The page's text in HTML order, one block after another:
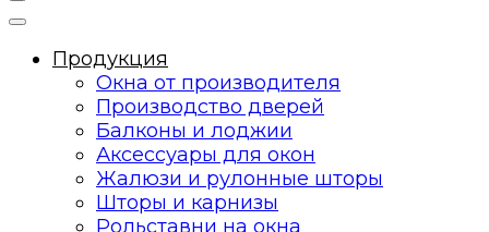
Продукция
Окна от производителя
Производство дверей
Балконы и лоджии
Аксессуары для окон
Жалюзи и рулонные шторы
Шторы и карнизы
Рольставни на окна